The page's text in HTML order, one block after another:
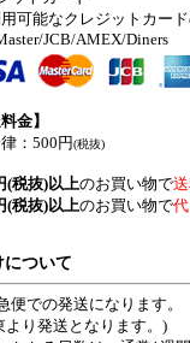
用可能なクレジットカー
JCB/AMEX/Diners
金】
：500円(税抜)
(税抜)以上のお買い物で
(税抜)以上のお買い物で
について
便での発送になります。
り発送となります。)